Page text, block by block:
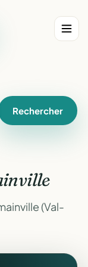
Rechercher
(Val-